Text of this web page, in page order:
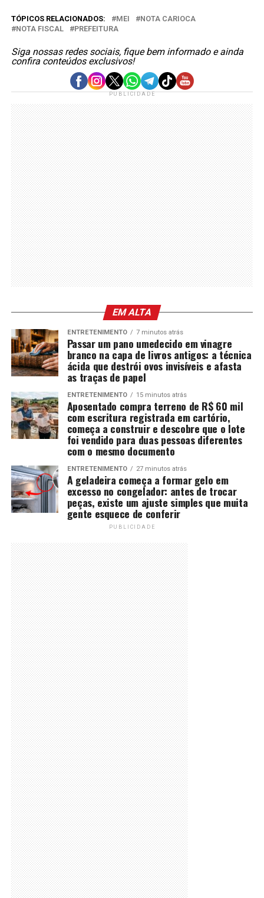
TÓPICOS RELACIONADOS: MEI
NOTA CARIOCA
NOTA FISCAL
PREFEITURA
Siga nossas redes sociais, fique bem informado e ainda
confira conteúdos exclusivos!
PUBLICIDADE
EM ALTA
ENTRETENIMENTO 7 minutos atrás
Passar um pano umedecido em vinagre
branco na capa de livros antigos: a técnica
ácida que destrói ovos invisíveis e afasta
as traças de papel
ENTRETENIMENTO 15 minutos atrás
Aposentado compra terreno de R$ 60 mil
com escritura registrada em cartório,
começa a construir e descobre que o lote
foi vendido para duas pessoas diferentes
com o mesmo documento
ENTRETENIMENTO 27 minutos atrás
A geladeira começa a formar gelo em
excesso no congelador: antes de trocar
peças, existe um ajuste simples que muita
gente esquece de conferir
PUBLICIDADE